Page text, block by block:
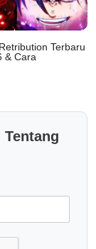
Terbaru
& Cara